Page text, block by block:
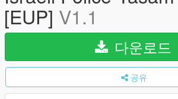
[EUP] V1.1
다운로드
공유